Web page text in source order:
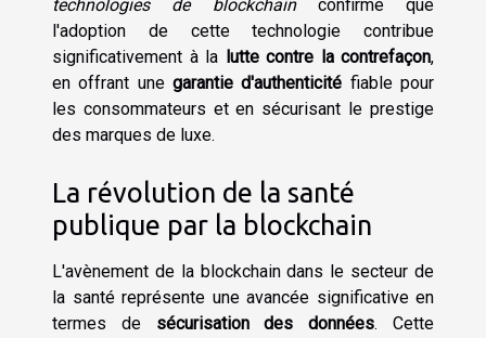
technologies de blockchainconfirme que
l'adoption de cette technologie contribue
significativement à la lutte contre la contrefaçon,
en offrant une garantie d'authenticité fiable pour
les consommateurs et en sécurisant le prestige
des marques de luxe.
La révolution de la santé
publique par la blockchain
L'avènement de la blockchain dans le secteur de
la santé représente une avancée significative en
termes de sécurisation des données. Cette